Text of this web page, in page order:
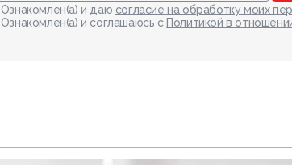
Ознакомлен(а) и даю согласие на обработку моих
Ознакомлен(а) и соглашаюсь с Политикой в